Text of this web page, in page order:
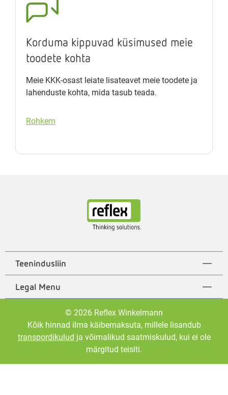
Korduma kippuvad küsimused meie
toodete kohta
Meie KKK-osast leiate lisateavet meie toodete ja
lahenduste kohta, mida tasub teada.
Rohkem
Teenindusliin
Legal Menu
© 2026 Reflex Winkelmann
Kõik hinnad ilma käibemaksuta, millele lisandub
transpordikulud ja võimalikud saatmiskulud, kui ei ole
märgitud teisiti.